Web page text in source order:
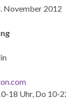
November 2012
18 Uhr, Do 10-